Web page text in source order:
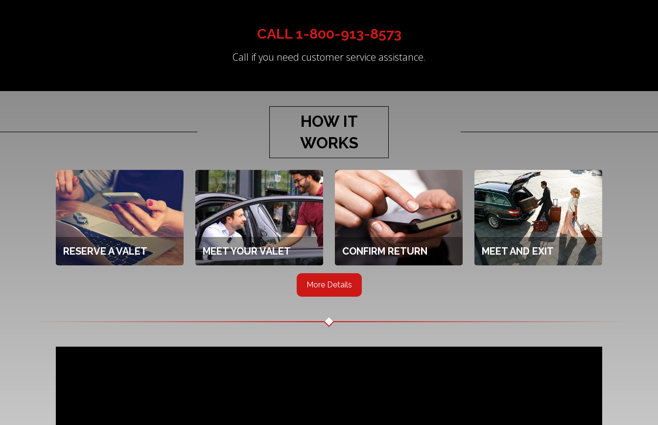
CALL 1-800-913-8573
Call if you need customer service assistance.
HOW IT
WORKS
RESERVE A VALET MEET YOUR VALET CONFIRM RETURN MEET AND EXIT
More Details